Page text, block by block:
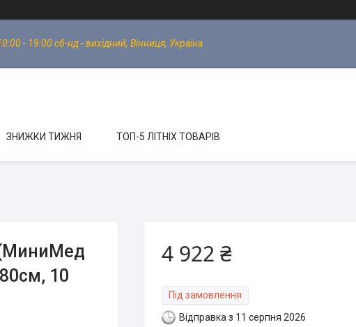
- 19:00 сб-нд - вихідний, Вінниця, Україна
ЗНИЖКИ ТИЖНЯ ТОП-5 ЛІТНІХ ТОВАРІВ
(МиниМед
10
4 922 ₴
Під замовлення
Відправка з 11 серпня 2026